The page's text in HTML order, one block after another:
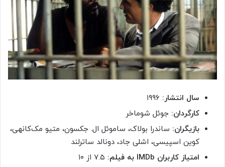
سال انتشار:
کارگردان: جوئل شوماخر
بازیگران: ساندرا بولاک، ساموئل ال. جکسون، متیو مک‌کانهی،
کوین اسپیسی، اشلی جاد، دونالد ساترلند
امتیاز کاربران IMDb به فیلم: